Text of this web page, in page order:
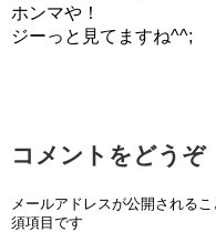
ホンマや！
ジーっと見てますね^^;
コメントをどうぞ
メールアドレスが公開されるこ
須項目です